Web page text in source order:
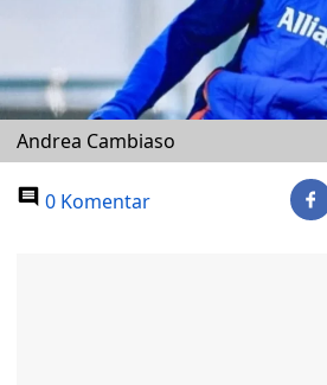
Andrea Cambiaso
0 Komentar